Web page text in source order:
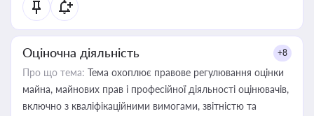
Оціночна діяльність +8
Про що тема: Тема охоплює правове регулювання оцінки
майна, майнових прав і професійної діяльності оцінювачів,
включно з кваліфікаційними вимогами, звітністю та